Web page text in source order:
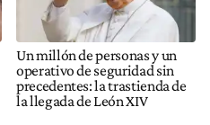
Un millón de personas y un
operativo de seguridad sin
precedentes: la trastienda de
la llegada de León XIV